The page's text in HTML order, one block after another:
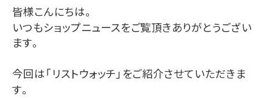
皆様こんにちは。
いつもショップニュースをご覧頂きありがとうござい
ます。
今回は「リストウォッチ」をご紹介させていただきま
す。